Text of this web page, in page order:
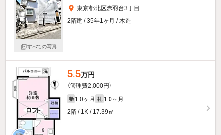
すべての写真
東京都北区赤羽台3丁目
2階建 / 35年1ヶ月 / 木造
5.5万円
（管理費2,000円）
敷 1.0ヶ月 礼 1.0ヶ月
2階 / 1K / 17.39㎡